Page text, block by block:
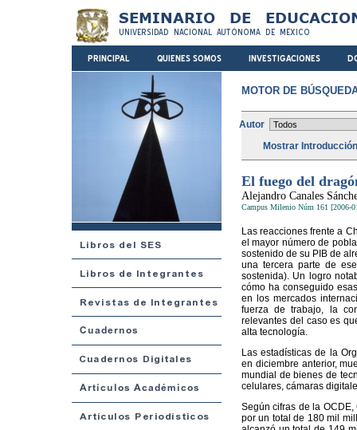
MOTOR DE
Autor
Mostrar
El fuego del
Alejandro Canales
Campus Milenio Núm 161 [2006-
Las reacciones frente a
el mayor número de
sostenido de su PIB de
una tercera parte de
sostenida). Un logro
cómo ha conseguido
en los mercados
fuerza de trabajo, la
relevantes del caso es
alta tecnología.
Las estadísticas de la
en diciembre anterior,
mundial de bienes de
celulares, cámaras
Según cifras de la
por un total de 180 mil